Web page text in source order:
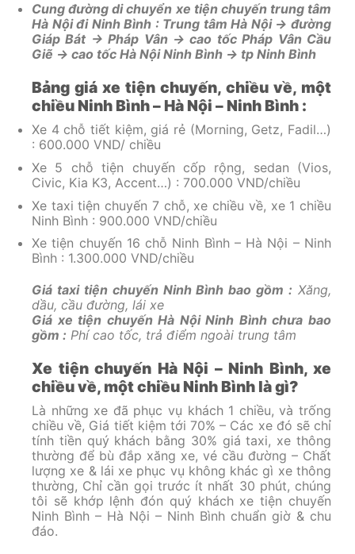
Cung đường di chuyển xe tiện chuyến trung tâm
Hà Nội đi Ninh Bình : Trung tâm Hà Nội -> đường
Giáp Bát -> Pháp Vân -> cao tốc Pháp Vân Cầu
Giẽ -> cao tốc Hà Nội Ninh Bình -> tp Ninh Bình
Bảng giá xe tiện chuyến, chiều về, một
chiều Ninh Bình – Hà Nội – Ninh Bình :
Xe 4 chỗ tiết kiệm, giá rẻ (Morning, Getz, Fadil…)
: 600.000 VND/ chiều
Xe 5 chỗ tiện chuyến cốp rộng, sedan (Vios,
Civic, Kia K3, Accent…) : 700.000 VND/chiều
Xe taxi tiện chuyến 7 chỗ, xe chiều về, xe 1 chiều
Ninh Bình : 900.000 VND/chiều
Xe tiện chuyến 16 chỗ Ninh Bình – Hà Nội – Ninh
Bình : 1.300.000 VND/chiều
Giá taxi tiện chuyến Ninh Bình bao gồm : Xăng,
dầu, cầu đường, lái xe
Giá xe tiện chuyến Hà Nội Ninh Bình chưa bao
gồm : Phí cao tốc, trả điểm ngoài trung tâm
Xe tiện chuyến Hà Nội – Ninh Bình, xe
chiều về, một chiều Ninh Bình là gì?
Là những xe đã phục vụ khách 1 chiều, và trống
chiều về, Giá tiết kiệm tới 70% – Các xe đó sẽ chỉ
tính tiền quý khách bằng 30% giá taxi, xe thông
thường để bù đắp xăng xe, vé cầu đường – Chất
lượng xe & lái xe phục vụ không khác gì xe thông
thường, Chỉ cần gọi trước ít nhất 30 phút, chúng
tôi sẽ khớp lệnh đón quý khách xe tiện chuyến
Ninh Bình – Hà Nội – Ninh Bình chuẩn giờ & chu
đáo.